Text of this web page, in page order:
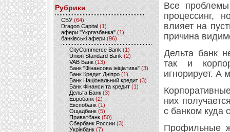
Рубрики
CБУ (64)
Dragon Capital (1)
афери "Укргазбанка" (1)
банківські афери (96)
CityCommerce Bank (1)
Union Standard Bank (2)
VAB Банк (13)
Банк "Фінансова ініціатива" (3)
Банк Кредит Дніпро (1)
Банк Національний кредит (3)
Банк Фінанси та кредит (1)
Дельта Банк (3)
Евробанк(2)
Експобанк (1)
Ощадбанк(5)
Приватбанк (50)
Сбербанк России (3)
Укрінбанк(7)
Все
процессинг,
влияет на
причина
Дельта банк
так и
игнорирует. А
них
с банком куда
Профильные